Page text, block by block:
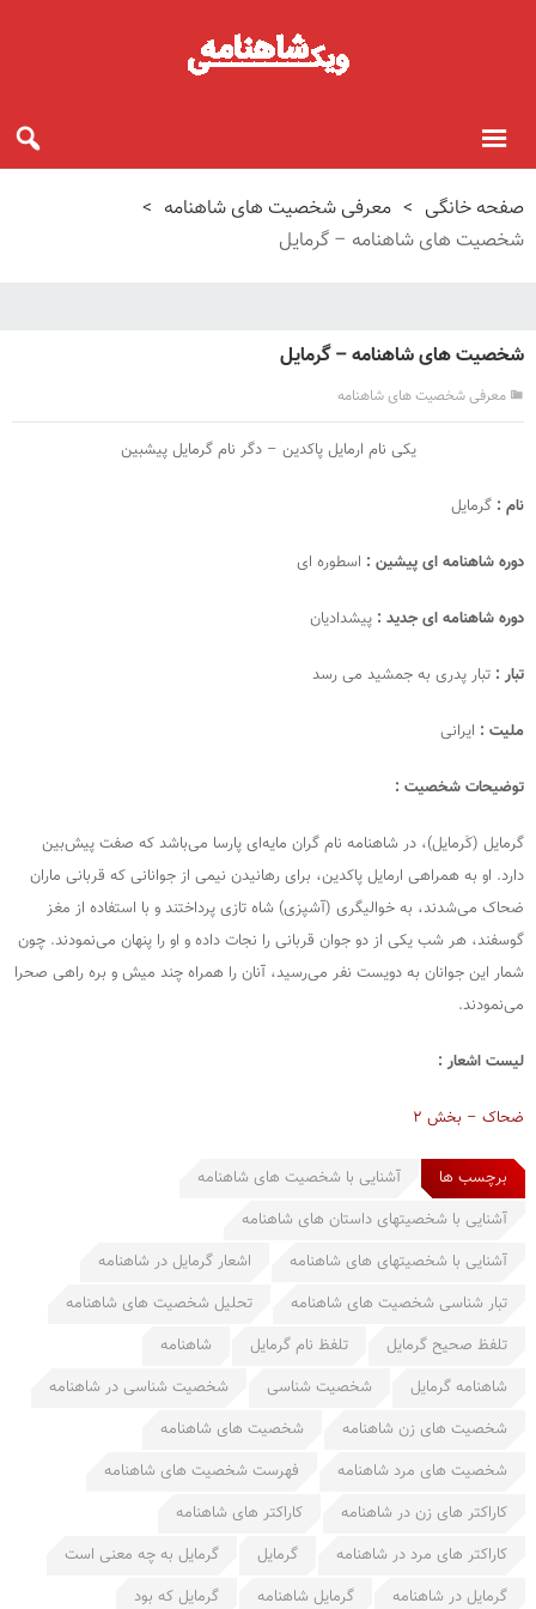
صفحه خانگی > معرفی شخصیت های شاهنامه >
شخصیت های شاهنامه – گرمایل
شخصیت های شاهنامه – گرمایل
معرفی شخصیت های شاهنامه
یکی نام ارمایل پاکدین – دگر نام گرمایل پیشبین
نام : گرمایل
دوره شاهنامه ای پیشین : اسطوره ای
دوره شاهنامه ای جدید : پیشدادیان
تبار : تبار پدری به جمشید می رسد
ملیت : ایرانی
توضیحات شخصیت :
گرمایل (کَرمایل)، در شاهنامه نام گران مایه‌ای پارسا می‌باشد که صفت پیش‌بین
دارد. او به همراهی ارمایل پاکدین، برای رهانیدن نیمی از جوانانی که قربانی ماران
ضحاک می‌شدند، به خوالیگری (آشپزی) شاه تازی پرداختند و با استفاده از مغز
گوسفند، هر شب یکی از دو جوان قربانی را نجات داده و او را پنهان می‌نمودند. چون
شمار این جوانان به دویست نفر می‌رسید، آنان را همراه چند میش و بره راهی صحرا
می‌نمودند.
لیست اشعار :
ضحاک – بخش ۲
برچسب ها
آشنایی با شخصیت های شاهنامه
آشنایی با شخصیتهای داستان های شاهنامه
آشنایی با شخصیتهای های شاهنامه
اشعار گرمایل در شاهنامه
تبار شناسی شخصیت های شاهنامه
تحلیل شخصیت های شاهنامه
تلفظ صحیح گرمایل
تلفظ نام گرمایل
شاهنامه
شاهنامه گرمایل
شخصیت شناسی
شخصیت شناسی در شاهنامه
شخصیت های زن شاهنامه
شخصیت های شاهنامه
شخصیت های مرد شاهنامه
فهرست شخصیت های شاهنامه
کاراکتر های زن در شاهنامه
کاراکتر های شاهنامه
کاراکتر های مرد در شاهنامه
گرمایل
گرمایل به چه معنی است
گرمایل در شاهنامه
گرمایل شاهنامه گرمایل که بود